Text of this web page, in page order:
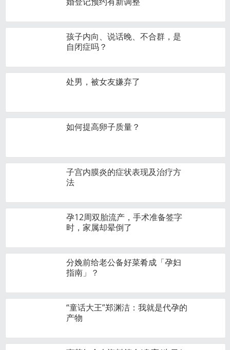
孩子内向、说话晚、不合群，是
自闭症吗？
处男，被女友嫌弃了
如何提高卵子质量？
子宫内膜炎的症状表现及治疗方
法
孕12周双胎流产，手术准备签字
时，家属却晕倒了
分娩前给老公备好菜肴成「孕妇
指南」？
“童话大王”郑渊洁：我就是代孕的
产物